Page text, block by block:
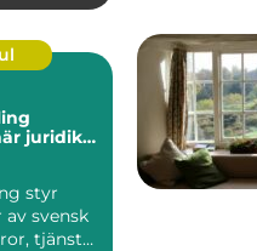
styr
av svensk
tjänster